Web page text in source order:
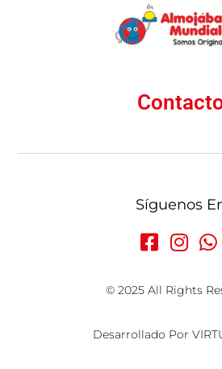
Síguenos
© 2025 All Rights
Desarrollado Por